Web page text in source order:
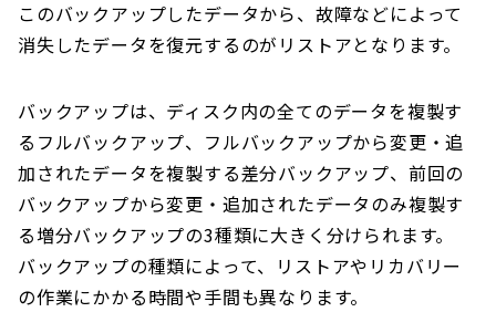
このバックアップしたデータから、故障などによって
消失したデータを復元するのがリストアとなります。
バックアップは、ディスク内の全てのデータを複製す
るフルバックアップ、フルバックアップから変更・追
加されたデータを複製する差分バックアップ、前回の
バックアップから変更・追加されたデータのみ複製す
る増分バックアップの3種類に大きく分けられます。
バックアップの種類によって、リストアやリカバリー
の作業にかかる時間や手間も異なります。